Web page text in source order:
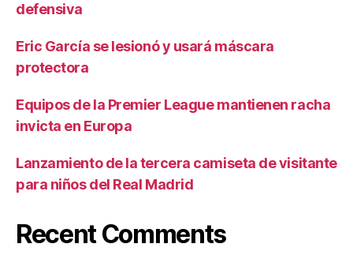
defensiva
Eric García se lesionó y usará máscara
protectora
Equipos de la Premier League mantienen racha
invicta en Europa
Lanzamiento de la tercera camiseta de visitante
para niños del Real Madrid
Recent Comments